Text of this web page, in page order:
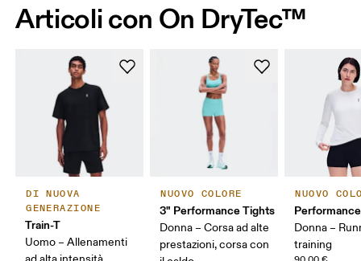
Articoli con On DryTec™
DI NUOVA
GENERAZIONE
Train-T
Uomo – Allenamenti
NUOVO COLORE
3" Performance Tights
Donna – Corsa ad alte
prestazioni, corsa con
NUOVO
Donna –
training